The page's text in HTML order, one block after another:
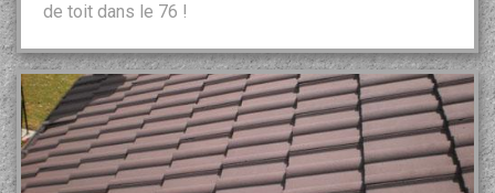
de toit dans le 76 !